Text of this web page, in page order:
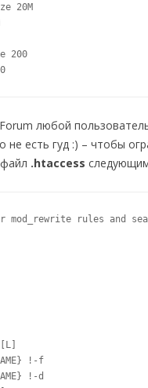
20M
200
любой
есть гуд :) – чтобы
.htaccess
mod_rewrite rules and
!-f
!-d